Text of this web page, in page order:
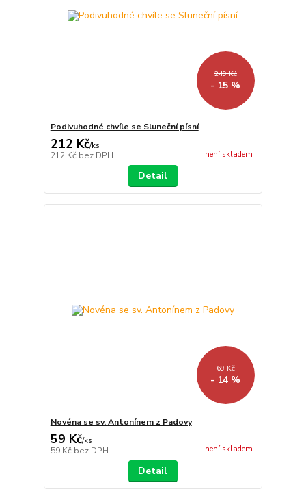
249 Kč
- 15 %
Podivuhodné chvíle se Sluneční písní
212 Kč/ks
212 Kč bez DPH není skladem
Detail
69 Kč
- 14 %
Novéna se sv. Antonínem z Padovy
59 Kč/ks
59 Kč bez DPH není skladem
Detail